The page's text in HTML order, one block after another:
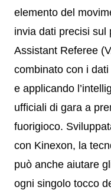
elemento del
invia dati precisi sul
Assistant Referee
combinato con i
e applicando
ufficiali di gara a
fuorigioco.
con Kinexon, la
può anche aiutare
ogni singolo tocco